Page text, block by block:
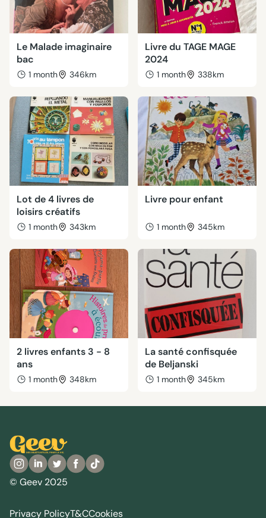
Le Malade imaginaire
bac
1 month 346km
Livre du TAGE MAGE
2024
1 month 338km
Lot de 4 livres de
loisirs créatifs
1 month 343km
Livre pour enfant
1 month 345km
2 livres enfants 3 - 8
ans
1 month 348km
La santé confisquée
de Beljanski
1 month 345km
© Geev 2025
Privacy PolicyT&CCookies